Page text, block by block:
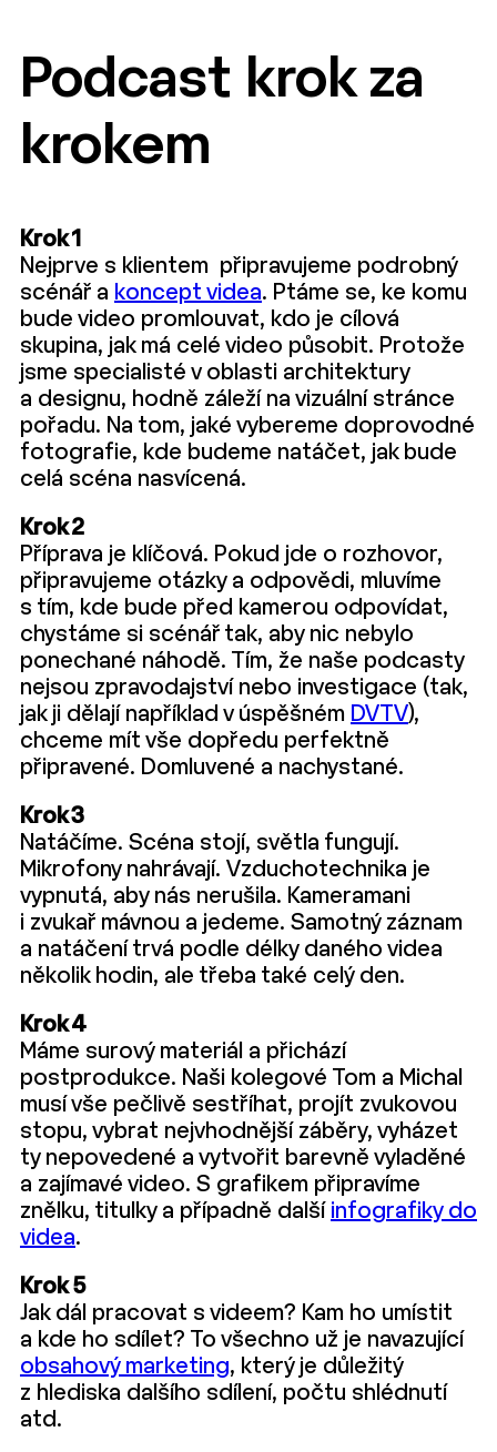
Podcast krok za
krokem
Krok 1
Nejprve s klientem připravujeme podrobný
scénář a koncept videa. Ptáme se, ke komu
bude video promlouvat, kdo je cílová
skupina, jak má celé video působit. Protože
jsme specialisté v oblasti architektury
a designu, hodně záleží na vizuální stránce
pořadu. Na tom, jaké vybereme doprovodné
fotografie, kde budeme natáčet, jak bude
celá scéna nasvícená.
Krok 2
Příprava je klíčová. Pokud jde o rozhovor,
připravujeme otázky a odpovědi, mluvíme
s tím, kde bude před kamerou odpovídat,
chystáme si scénář tak, aby nic nebylo
ponechané náhodě. Tím, že naše podcasty
nejsou zpravodajství nebo investigace (tak,
jak ji dělají například v úspěšném DVTV),
chceme mít vše dopředu perfektně
připravené. Domluvené a nachystané.
Krok 3
Natáčíme. Scéna stojí, světla fungují.
Mikrofony nahrávají. Vzduchotechnika je
vypnutá, aby nás nerušila. Kameramani
i zvukař mávnou a jedeme. Samotný záznam
a natáčení trvá podle délky daného videa
několik hodin, ale třeba také celý den.
Krok 4
Máme surový materiál a přichází
postprodukce. Naši kolegové Tom a Michal
musí vše pečlivě sestříhat, projít zvukovou
stopu, vybrat nejvhodnější záběry, vyházet
ty nepovedené a vytvořit barevně vyladěné
a zajímavé video. S grafikem připravíme
znělku, titulky a případně další infografiky do
videa.
Krok 5
Jak dál pracovat s videem? Kam ho umístit
a kde ho sdílet? To všechno už je navazující
obsahový marketing, který je důležitý
z hlediska dalšího sdílení, počtu shlédnutí
atd.